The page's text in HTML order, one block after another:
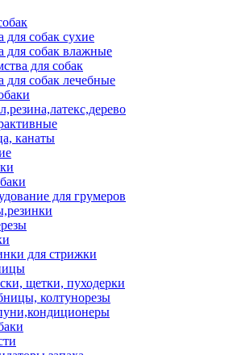
для собак сухие
для собак влажные
для собак
для собак лечебные
канаты
для грумеров
для стрижки
щетки, пуходерки
колтунорезы